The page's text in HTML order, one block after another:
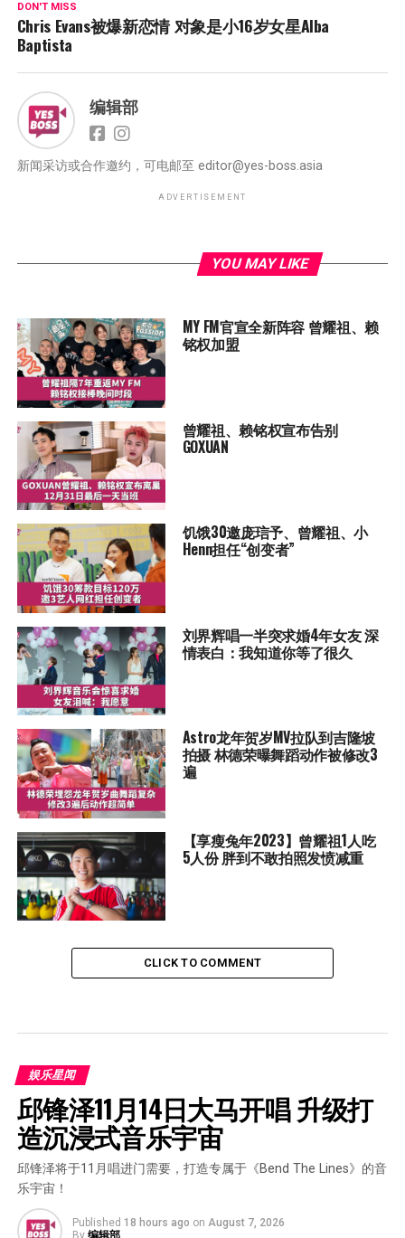
DON'T MISS
Chris Evans被爆新恋情 对象是小16岁女星Alba
Baptista
编辑部
新闻采访或合作邀约，可电邮至 editor@yes-boss.asia
ADVERTISEMENT
YOU MAY LIKE
MY FM官宣全新阵容 曾耀祖、赖
铭权加盟
曾耀祖、赖铭权宣布告别
GOXUAN
饥饿30邀庞琂予、曾耀祖、小
Henn担任“创变者”
刘界辉唱一半突求婚4年女友 深
情表白：我知道你等了很久
Astro龙年贺岁MV拉队到吉隆坡
拍摄 林德荣曝舞蹈动作被修改3
遍
【享瘦兔年2023】曾耀祖1人吃
5人份 胖到不敢拍照发愤减重
CLICK TO COMMENT
娱乐星闻
邱锋泽11月14日大马开唱 升级打
造沉浸式音乐宇宙
邱锋泽将于11月唱进门需要，打造专属于《Bend The Lines》的音
乐宇宙！
Published 18 hours ago on August 7, 2026